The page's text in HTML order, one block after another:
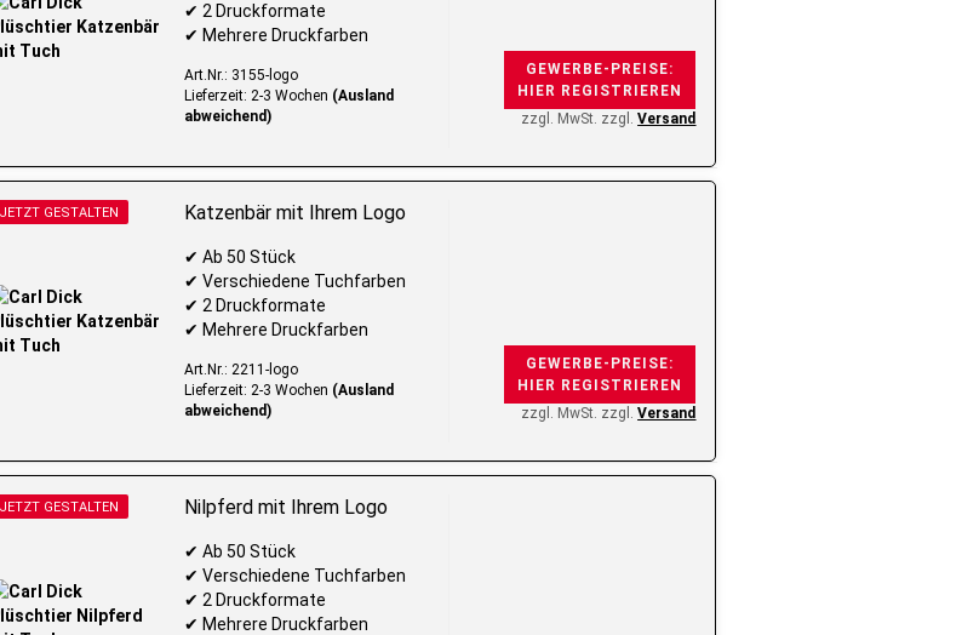
✔ 2 Druckformate
✔ Mehrere Druckfarben
Art.Nr.: 3155-logo
Lieferzeit: 2-3 Wochen (Ausland
abweichend)
GEWERBE-PREISE:
HIER REGISTRIEREN
zzgl. MwSt. zzgl.Versand
JETZT GESTALTEN Katzenbär mit Ihrem Logo
✔ Ab 50 Stück
✔ Verschiedene Tuchfarben
✔ 2 Druckformate
✔ Mehrere Druckfarben
Art.Nr.: 2211-logo
Lieferzeit: 2-3 Wochen (Ausland
abweichend)
GEWERBE-PREISE:
HIER REGISTRIEREN
zzgl. MwSt. zzgl.Versand
JETZT GESTALTEN Nilpferd mit Ihrem Logo
✔ Ab 50 Stück
✔ Verschiedene Tuchfarben
✔ 2 Druckformate
✔ Mehrere Druckfarben